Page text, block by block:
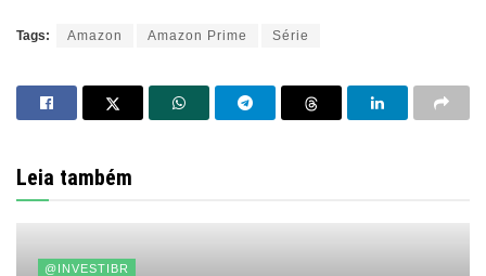
Tags: Amazon Amazon Prime Série
Leia também
@INVESTIBR